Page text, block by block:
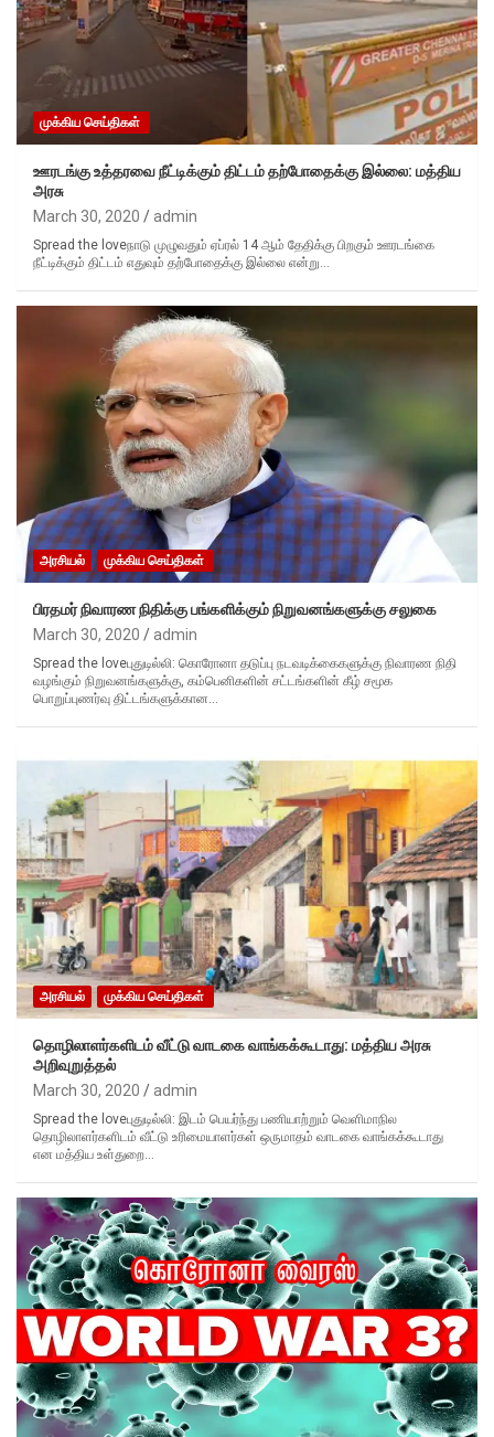
முக்கிய செய்திகள்
ஊரடங்கு உத்தரவை நீட்டிக்கும் திட்டம் தற்போதைக்கு இல்லை: மத்திய
அரசு
March 30, 2020
admin
Spread the loveநாடு முழுவதும் ஏப்ரல் 14 ஆம் தேதிக்கு பிறகும் ஊரடங்கை
நீட்டிக்கும் திட்டம் எதுவும் தற்போதைக்கு இல்லை என்று…
அரசியல் முக்கிய செய்திகள்
பிரதமர் நிவாரண நிதிக்கு பங்களிக்கும் நிறுவனங்களுக்கு சலுகை
March 30, 2020
admin
Spread the loveபுதுடில்லி: கொரோனா தடுப்பு நடவடிக்கைகளுக்கு நிவாரண நிதி
வழங்கும் நிறுவனங்களுக்கு, கம்பெனிகளின் சட்டங்களின் கீழ் சமூக
பொறுப்புணர்வு திட்டங்களுக்கான…
அரசியல் முக்கிய செய்திகள்
தொழிலாளர்களிடம் வீட்டு வாடகை வாங்கக்கூடாது: மத்திய அரசு
அறிவுறுத்தல்
March 30, 2020
admin
Spread the loveபுதுடில்லி: இடம் பெயர்ந்து பணியாற்றும் வெளிமாநில
தொழிலாளர்களிடம் வீட்டு உரிமையாளர்கள் ஒருமாதம் வாடகை வாங்கக்கூடாது
என மத்திய உள்துறை…